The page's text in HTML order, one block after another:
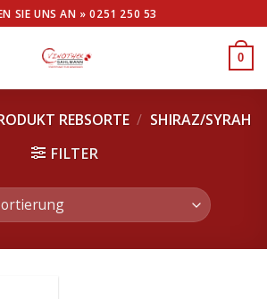
SIE UNS AN »0251 250 53
0
REBSORTE / SHIRAZ/SYRAH
FILTER